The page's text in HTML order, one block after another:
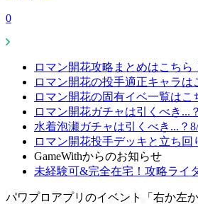
0
ロマン開花攻略まとめはこちら
ロマン開花の投手適正キャラは
ロマン開花の固有イベ一覧はこ
ロマン開花ガチャは引くべき...
水着泡瀬ガチャは引くべき...？8/
ロマン開花投手デッキと立ち回
GameWithからのお知らせ
未経験可&完全在宅！攻略ライ
パワプロアプリのイベント「右か左